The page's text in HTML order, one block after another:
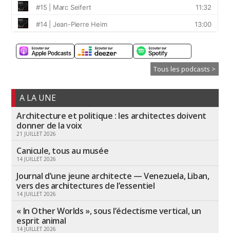
Tous les podcasts >
A LA UNE
Architecture et politique : les architectes doivent
donner de la voix
21 JUILLET 2026
Canicule, tous au musée
14 JUILLET 2026
Journal d’une jeune architecte — Venezuela, Liban,
vers des architectures de l’essentiel
14 JUILLET 2026
« In Other Worlds », sous l’éclectisme vertical, un
esprit animal
14 JUILLET 2026